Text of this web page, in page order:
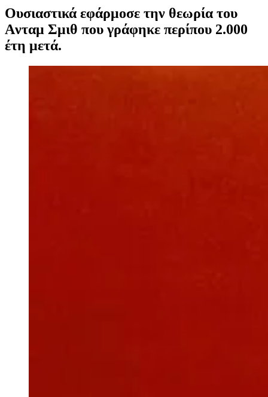
Ουσιαστικά εφάρμοσε την θεωρία του
Aνταμ Σμιθ που γράφηκε περίπου 2.000
έτη μετά.